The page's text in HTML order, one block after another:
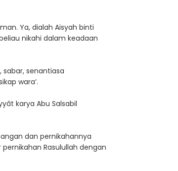
Ya, dialah Aisyah binti
nikahi dalam keadaan
senantiasa
wara’.
karya Abu Salsabil
dan pernikahannya
Rasulullah dengan